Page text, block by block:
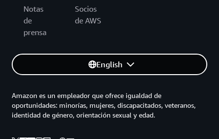
Notas
de
prensa
Socios
de AWS
English
Amazon es un empleador que ofrece igualdad de
oportunidades: minorías, mujeres, discapacitados, veteranos,
identidad de género, orientación sexual y edad.